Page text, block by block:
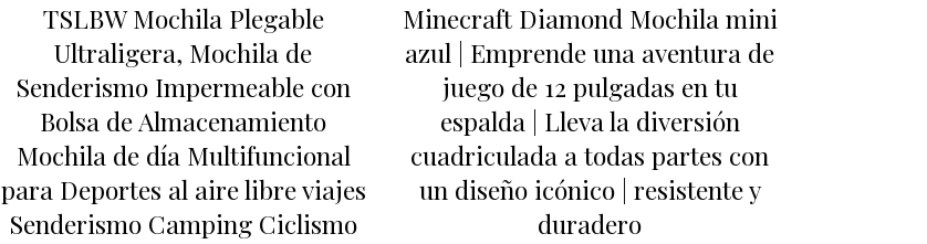
TSLBW Mochila Plegable
Ultraligera, Mochila de
Senderismo Impermeable con
Bolsa de Almacenamiento
Mochila de día Multifuncional
para Deportes al aire libre viajes
Senderismo Camping Ciclismo
Minecraft Diamond Mochila mini
azul | Emprende una aventura de
juego de 12 pulgadas en tu
espalda | Lleva la diversión
cuadriculada a todas partes con
un diseño icónico | resistente y
duradero